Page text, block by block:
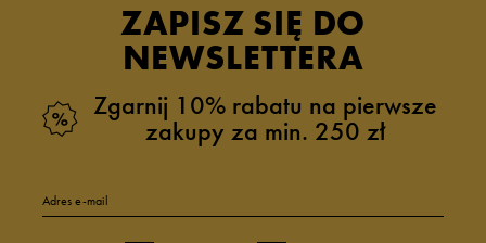
ZAPISZ SIĘ DO
NEWSLETTERA
Zgarnij 10% rabatu na pierwsze
zakupy za min. 250 zł
Adres e-mail